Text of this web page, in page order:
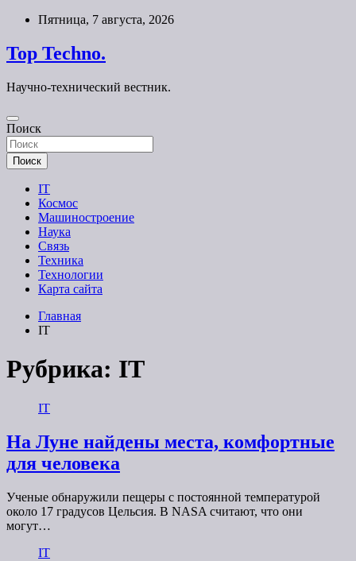
Перейти
содержимому
Пятница, 7 августа, 2026
Top Techno.
Научно-технический вестник.
Поиск
Поиск
IT
Космос
Машиностроение
Наука
Связь
Техника
Технологии
Карта сайта
Главная
IT
Рубрика: IT
IT
На Луне найдены места, комфортные
для человека
Ученые обнаружили пещеры с постоянной температурой
около 17 градусов Цельсия. В NASA считают, что они
могут…
IT